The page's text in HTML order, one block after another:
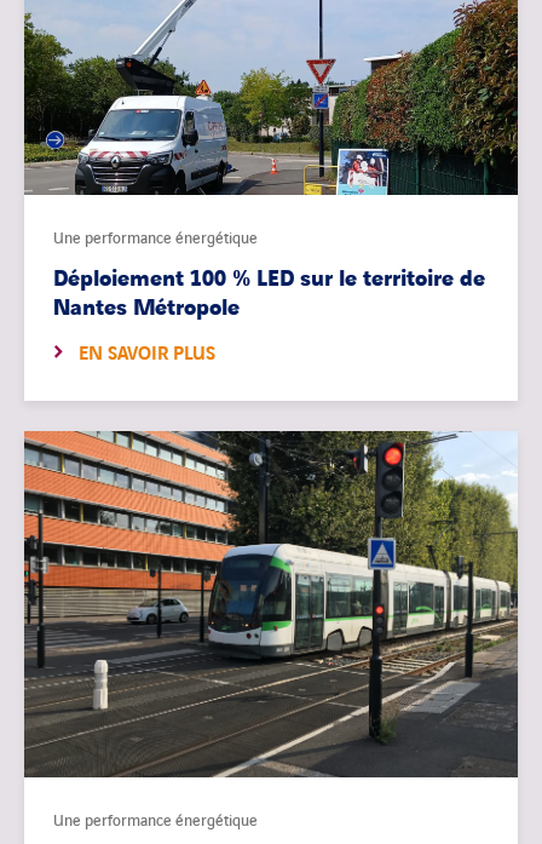
Une performance énergétique
Déploiement 100 % LED sur le territoire de
Nantes Métropole
EN SAVOIR PLUS
Une performance énergétique